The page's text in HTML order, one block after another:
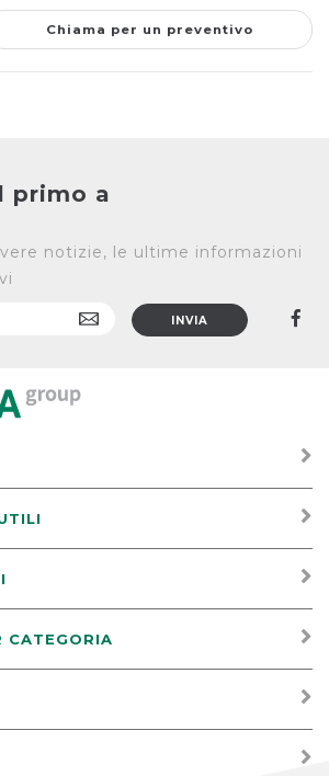
Chiama per un preventivo
primo a
notizie, le ultime informazioni
CATEGORIA